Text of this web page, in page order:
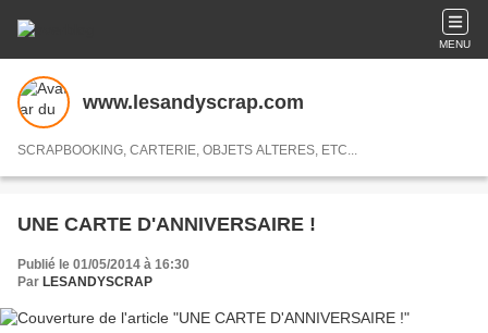
MENU
www.lesandyscrap.com
SCRAPBOOKING, CARTERIE, OBJETS ALTERES, ETC...
UNE CARTE D'ANNIVERSAIRE !
Publié le 01/05/2014 à 16:30
Par LESANDYSCRAP